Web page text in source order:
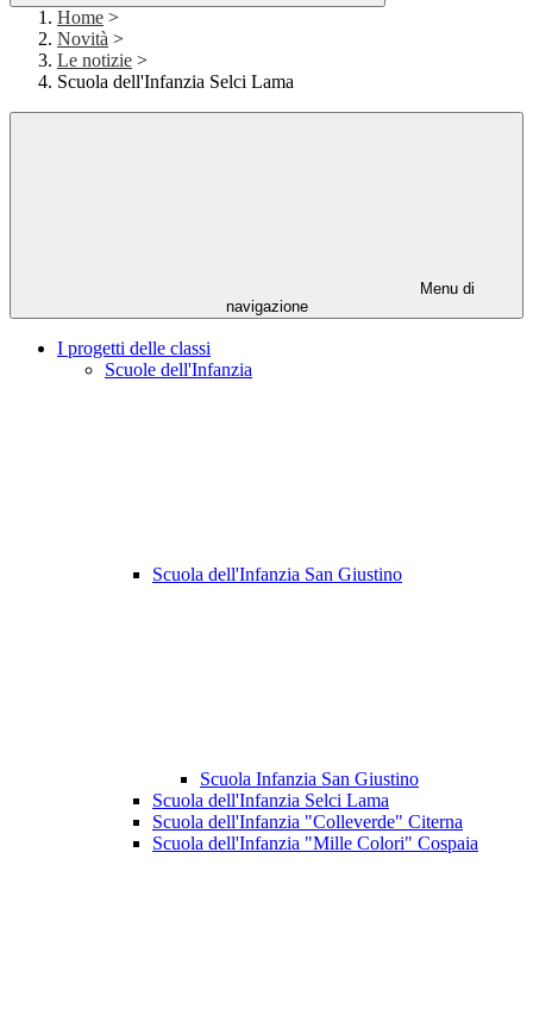
Home >
Novità >
Le notizie >
Scuola dell'Infanzia Selci Lama
Menu di
navigazione
I progetti delle classi
Scuole dell'Infanzia
Scuola dell'Infanzia San Giustino
Scuola Infanzia San Giustino
Scuola dell'Infanzia Selci Lama
Scuola dell'Infanzia "Colleverde" Citerna
Scuola dell'Infanzia "Mille Colori" Cospaia